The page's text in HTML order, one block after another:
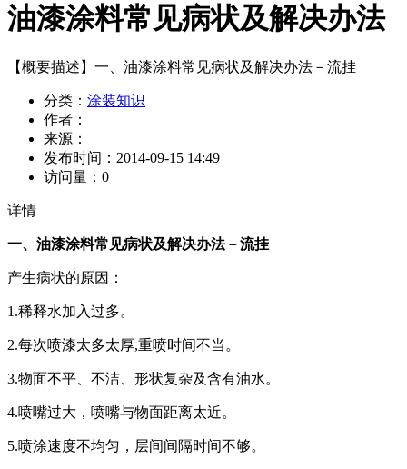
油漆涂料常见病状及解决办法
【概要描述】 一、油漆涂料常见病状及解决办法－流挂
分类： 涂装知识
作者：
来源：
发布时间： 2014-09-15 14:49
访问量： 0
详情
一、油漆涂料常见病状及解决办法－流挂
产生病状的原因：
1.稀释水加入过多。
2.每次喷漆太多太厚,重喷时间不当。
3.物面不平、不洁、形状复杂及含有油水。
4.喷嘴过大，喷嘴与物面距离太近。
5.喷涂速度不均匀，层间间隔时间不够。